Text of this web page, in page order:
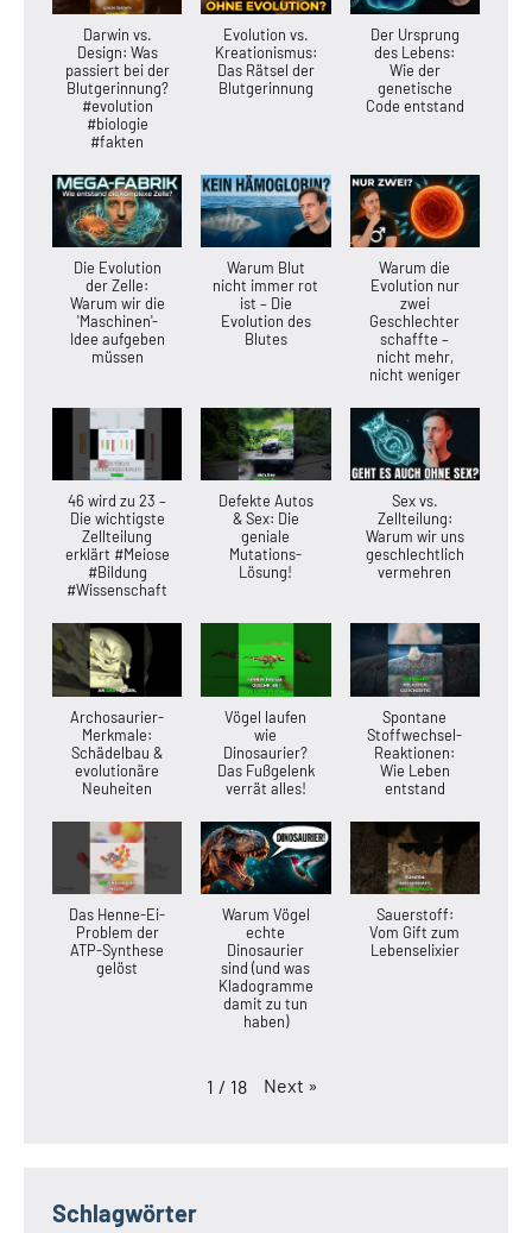
Darwin vs.
Design: Was
passiert bei der
Blutgerinnung?
#evolution
#biologie
#fakten
Evolution vs.
Kreationismus:
Das Rätsel der
Blutgerinnung
Der Ursprung
des Lebens:
Wie der
genetische
Code entstand
Die Evolution
der Zelle:
Warum wir die
'Maschinen'-
Idee aufgeben
müssen
Warum Blut
nicht immer rot
ist – Die
Evolution des
Blutes
Warum die
Evolution nur
zwei
Geschlechter
schaffte –
nicht mehr,
nicht weniger
46 wird zu 23 –
Die wichtigste
Zellteilung
erklärt #Meiose
#Bildung
#Wissenschaft
Defekte Autos
& Sex: Die
geniale
Mutations-
Lösung!
Sex vs.
Zellteilung:
Warum wir uns
geschlechtlich
vermehren
Archosaurier-
Merkmale:
Schädelbau &
evolutionäre
Neuheiten
Vögel laufen
wie
Dinosaurier?
Das Fußgelenk
verrät alles!
Spontane
Stoffwechsel-
Reaktionen:
Wie Leben
entstand
Das Henne-Ei-
Problem der
ATP-Synthese
gelöst
Warum Vögel
echte
Dinosaurier
sind (und was
Kladogramme
damit zu tun
haben)
Sauerstoff:
Vom Gift zum
Lebenselixier
1 / 18 Next »
Schlagwörter